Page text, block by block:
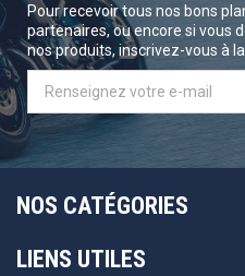
Pour recevoir tous nos bons
partenaires, ou encore si vous
nos produits, inscrivez-vous à
NOS CATÉGORIES
LIENS UTILES